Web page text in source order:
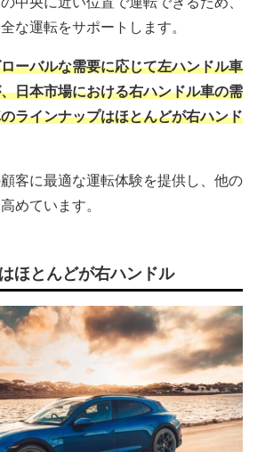
な運転をサポートします。
ーバルな需要に応じて左ハンドル車
日本市場における右ハンドル車の需
ラインナップはほとんどが右ハンド
客に最適な運転体験を提供し、他の
めています。
ほとんどが右ハンドル